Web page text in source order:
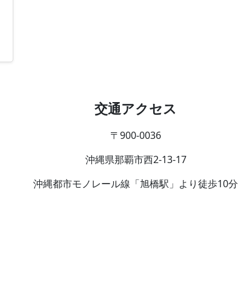
交通アクセス
〒900-0036
沖縄県那覇市西2-13-17
沖縄都市モノレール線「旭橋駅」より徒歩10分